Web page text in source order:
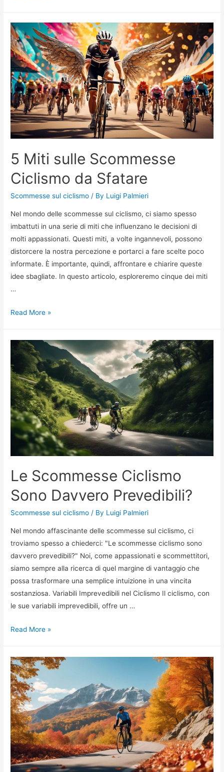
le
Scommesse
Ciclismo?
5 Miti sulle Scommesse
Ciclismo da Sfatare
Scommesse sul ciclismo / By Luigi Palmieri
Nel mondo delle scommesse sul ciclismo, ci siamo spesso
imbattuti in una serie di miti che influenzano le decisioni di
molti appassionati. Questi miti, a volte ingannevoli, possono
distorcere la nostra percezione e portarci a fare scelte poco
informate. È importante, quindi, affrontare e chiarire queste
idee sbagliate. In questo articolo, esploreremo cinque dei miti
…
5
Scommesse
Ciclismo
da
Sfatare
Read More »
Le Scommesse Ciclismo
Sono Davvero Prevedibili?
Scommesse sul ciclismo / By Luigi Palmieri
Nel mondo affascinante delle scommesse sul ciclismo, ci
troviamo spesso a chiederci: "Le scommesse ciclismo sono
davvero prevedibili?" Noi, come appassionati e scommettitori,
siamo sempre alla ricerca di quel margine di vantaggio che
possa trasformare una semplice intuizione in una vincita
sostanziosa. Variabili Imprevedibili nel Ciclismo Il ciclismo, con
le sue variabili imprevedibili, offre un …
Le
Sono
Davvero
Prevedibili?
Read More »